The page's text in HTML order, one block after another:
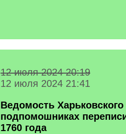
12 июля 2024 20:19
12 июля 2024 21:41
Ведомость
подпомошниках
1760 года